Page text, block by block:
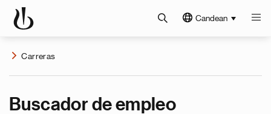
Candean
Carreras
Buscador de empleo